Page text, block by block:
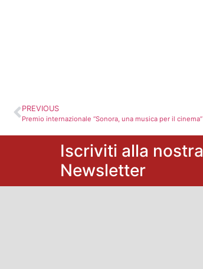
PREVIOUS
Premio internazionale “Sonora, una musica per il cinema”
Iscriviti alla nostra
Newsletter